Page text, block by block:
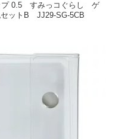
プ 0.5 すみっコぐらし ゲ
ットB JJ29-SG-5CB